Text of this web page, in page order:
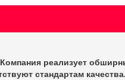
реализует
стандартам качества.